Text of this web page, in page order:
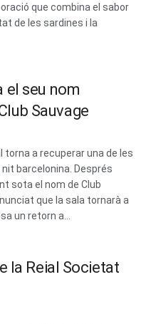
que combina el sabor
de les sardines i la
el seu nom
Sauvage
torna a recuperar una de les
barcelonina. Després
sota el nom de Club
que la sala tornarà a
un retorn a...
la Reial Societat